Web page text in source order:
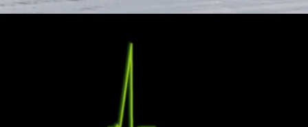
Přejít k hlavnímu obsahu